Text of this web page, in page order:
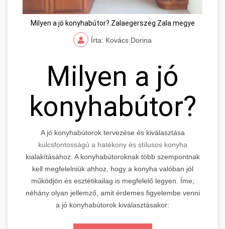
Milyen a jó konyhabútor? Zalaegerszeg Zala megye
Írta: Kovács Dorina
Milyen a jó
konyhabútor?
A jó konyhabútorok tervezése és kiválasztása
kulcsfontosságú a hatékony és stílusos konyha
kialakításához. A konyhabútoroknak több szempontnak
kell megfelelniük ahhoz, hogy a konyha valóban jól
működjön és esztétikailag is megfelelő legyen. Íme,
néhány olyan jellemző, amit érdemes figyelembe venni
a jó konyhabútorok kiválasztásakor: